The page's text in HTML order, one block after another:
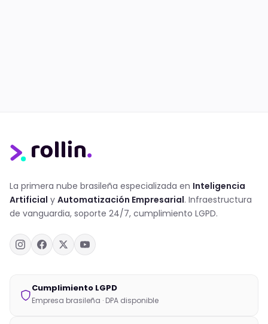
La primera nube brasileña especializada en Inteligencia
Artificial y Automatización Empresarial. Infraestructura
de vanguardia, soporte 24/7, cumplimiento LGPD.
Cumplimiento LGPD
Empresa brasileña · DPA disponible